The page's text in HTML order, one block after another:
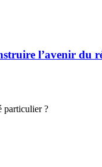
l’avenir du
particulier ?